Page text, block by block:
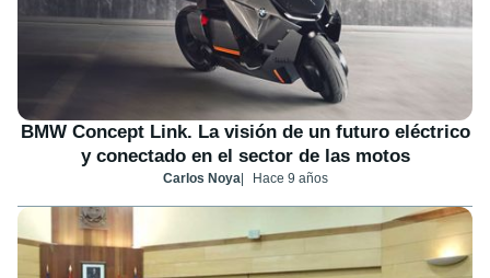
BMW Concept Link. La visión de un futuro eléctrico
y conectado en el sector de las motos
Carlos Noya Hace 9 años